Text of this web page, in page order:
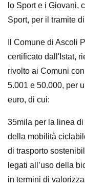
lo Sport e i Giovani,
Sport, per il tramite
Il Comune di Ascoli
certificato dall'Istat,
rivolto ai Comuni
5.001 e 50.000, per
euro, di cui:
35mila per la linea
della mobilità
di trasporto
legati all’uso della
in termini di